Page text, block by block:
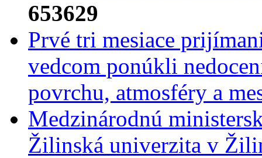
653629
Prvé tri mesiace
vedcom ponúkli
povrchu, atmosféry a
Medzinárodnú
Žilinská univerzita v